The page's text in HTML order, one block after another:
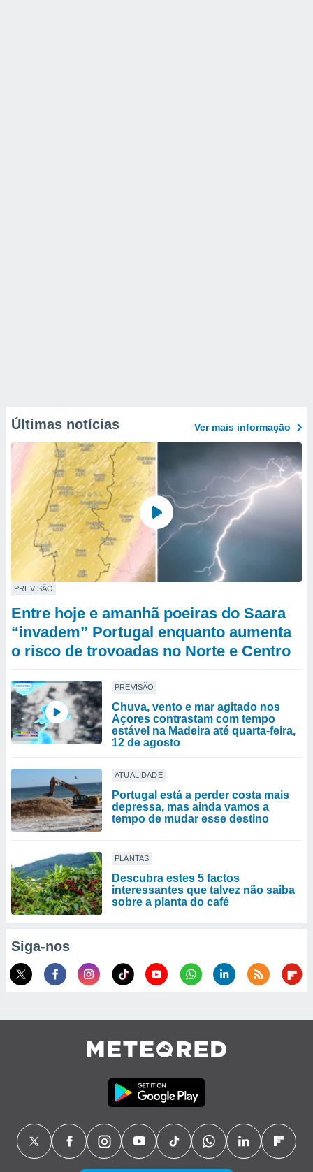
Últimas notícias Ver mais informaçāo
PREVISÃO
Entre hoje e amanhã poeiras do Saara
“invadem” Portugal enquanto aumenta
o risco de trovoadas no Norte e Centro
PREVISÃO
Chuva, vento e mar agitado nos
Açores contrastam com tempo
estável na Madeira até quarta-feira,
12 de agosto
ATUALIDADE
Portugal está a perder costa mais
depressa, mas ainda vamos a
tempo de mudar esse destino
PLANTAS
Descubra estes 5 factos
interessantes que talvez não saiba
sobre a planta do café
Siga-nos